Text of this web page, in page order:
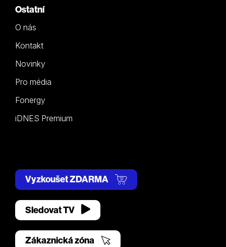
Ostatní
O nás
Kontakt
Novinky
Pro média
Fonergy
iDNES Premium
Vyzkoušet ZDARMA
Sledovat TV
Zákaznická zóna